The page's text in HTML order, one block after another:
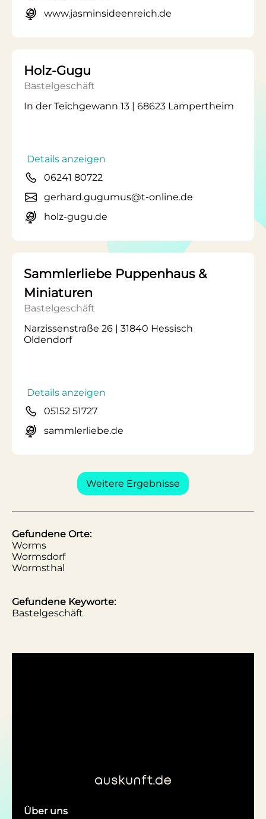
www.jasminsideenreich.de
Holz-Gugu
Bastelgeschäft
In der Teichgewann 13 | 68623 Lampertheim
Details anzeigen
06241 80722
gerhard.gugumus@t-online.de
holz-gugu.de
Sammlerliebe Puppenhaus &
Miniaturen
Bastelgeschäft
Narzissenstraße 26 | 31840 Hessisch
Oldendorf
Details anzeigen
05152 51727
sammlerliebe.de
Weitere Ergebnisse
Gefundene Orte:
Worms
Wormsdorf
Wormsthal
Gefundene Keyworte:
Bastelgeschäft
Über uns